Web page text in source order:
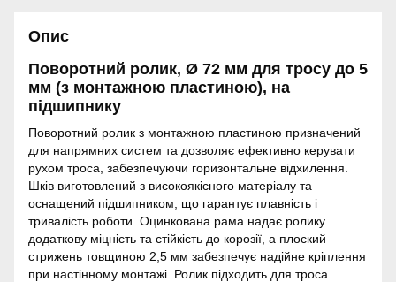
Опис
Поворотний ролик, Ø 72 мм для тросу до 5
мм (з монтажною пластиною), на
підшипнику
Поворотний ролик з монтажною пластиною призначений
для напрямних систем та дозволяє ефективно керувати
рухом троса, забезпечуючи горизонтальне відхилення.
Шків виготовлений з високоякісного матеріалу та
оснащений підшипником, що гарантує плавність і
тривалість роботи. Оцинкована рама надає ролику
додаткову міцність та стійкість до корозії, а плоский
стрижень товщиною 2,5 мм забезпечує надійне кріплення
при настінному монтажі. Ролик підходить для троса